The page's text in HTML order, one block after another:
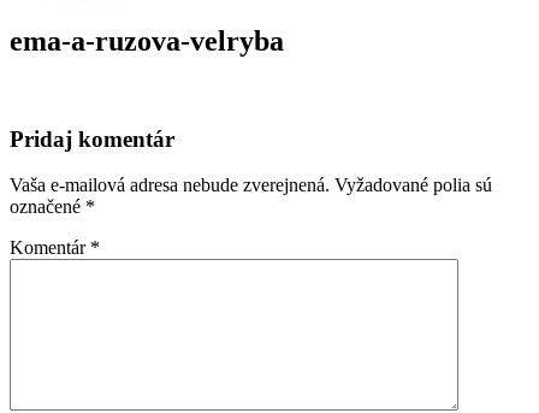
ema-a-ruzova-velryba
Pridaj komentár
Vaša e-mailová adresa nebude zverejnená. Vyžadované polia sú
označené *
Komentár *